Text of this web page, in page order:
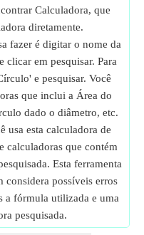
Calculadora, que
diretamente.
fazer é digitar o nome da
clicar em pesquisar. Para
e pesquisar. Você
que inclui a Área do
dado o diâmetro, etc.
usa esta calculadora de
calculadoras que contém
Esta ferramenta
considera possíveis erros
a fórmula utilizada e uma
pesquisada.